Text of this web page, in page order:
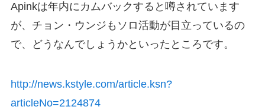
Apinkは年内にカムバックすると噂されています
が、チョン・ウンジもソロ活動が目立っているの
で、どうなんでしょうかといったところです。
http://news.kstyle.com/article.ksn?
articleNo=2124874